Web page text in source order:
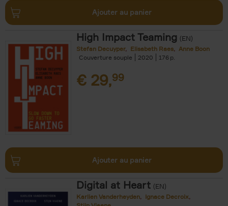
Ajouter au panier
High Impact Teaming (EN)
Stefan Decuyper Elisabeth Raes
Anne Boon
Couverture souple
2020 176
€ 29,99
Ajouter au panier
Digital at Heart (EN)
Karlien Vanderheyden
Ignace Decroix